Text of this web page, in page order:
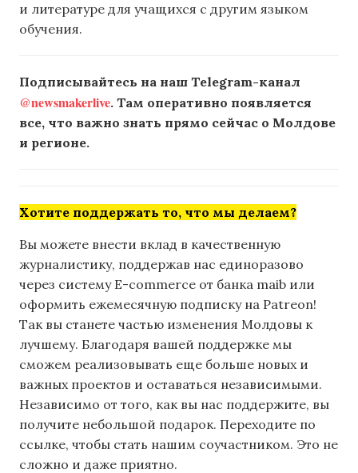
и литературе для учащихся с другим языком
обучения.
Подписывайтесь на наш Telegram-канал
@newsmakerlive. Там оперативно появляется
все, что важно знать прямо сейчас о Молдове
и регионе.
Хотите поддержать то, что мы делаем?
Вы можете внести вклад в качественную
журналистику, поддержав нас единоразово
через систему E-commerce от банка maib или
оформить ежемесячную подписку на Patreon!
Так вы станете частью изменения Молдовы к
лучшему. Благодаря вашей поддержке мы
сможем реализовывать еще больше новых и
важных проектов и оставаться независимыми.
Независимо от того, как вы нас поддержите, вы
получите небольшой подарок. Переходите по
ссылке, чтобы стать нашим соучастником. Это не
сложно и даже приятно.